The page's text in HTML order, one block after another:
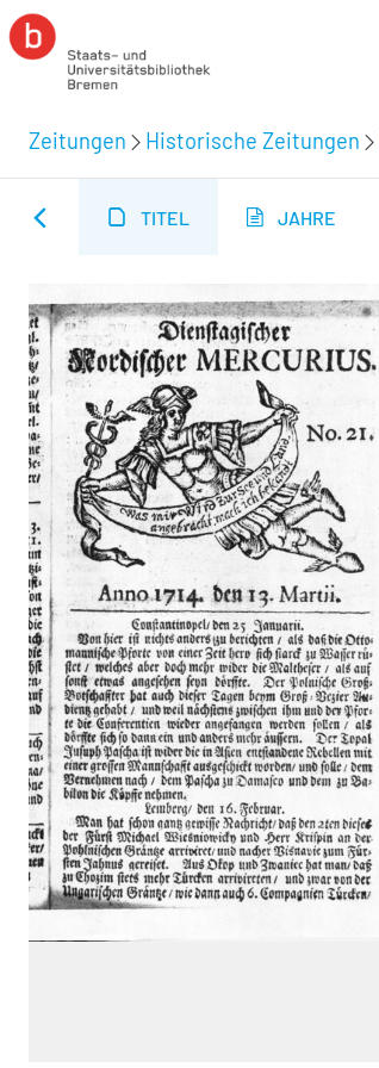
Zeitungen Historische Zeitungen
TITEL JAHRE